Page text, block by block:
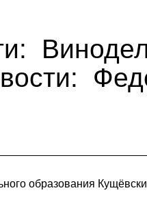
образования